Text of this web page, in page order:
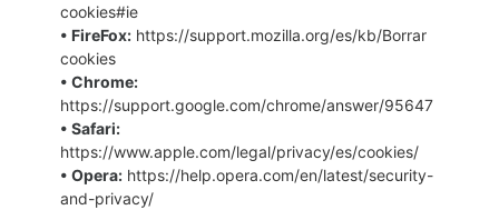
cookies#ie
• FireFox: https://support.mozilla.org/es/kb/Borrar
cookies
• Chrome:
https://support.google.com/chrome/answer/95647
• Safari:
https://www.apple.com/legal/privacy/es/cookies/
• Opera: https://help.opera.com/en/latest/security-
and-privacy/